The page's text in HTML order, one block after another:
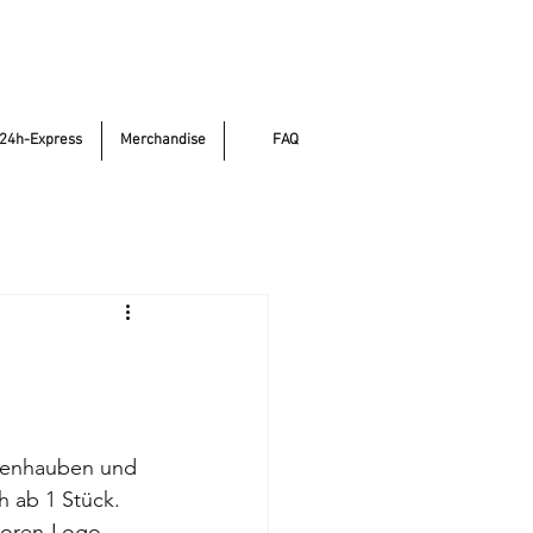
24h-Express Merchandise FAQ
und
ab 1 Stück.